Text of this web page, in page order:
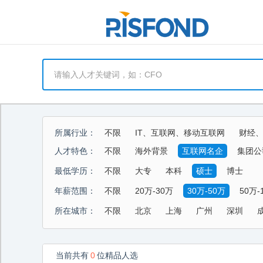
所属行业： 不限 IT、互联网、移动互联网
财经
能源、环保、化工、矿产
制药、医用、
生活商业服务行业
人才特色： 不限 海外背景 互联网名企 集团
最低学历： 不限 大专 本科 硕士 博士
年薪范围： 不限 20万-30万 30万-50万 50万-
所在城市： 不限 北京 上海 广州 深圳
当前共有0位精品人选